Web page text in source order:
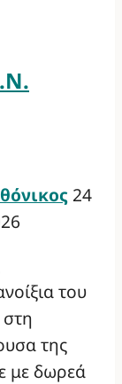
24
του
της
με δωρεά